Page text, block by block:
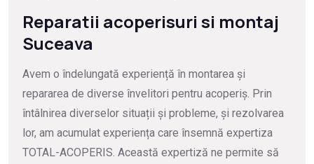
Reparatii acoperisuri si montaj
Suceava
Avem o îndelungată experiență în montarea și
repararea de diverse învelitori pentru acoperiș. Prin
întâlnirea diverselor situații și probleme, și rezolvarea
lor, am acumulat experiența care însemnă expertiza
TOTAL-ACOPERIS. Această expertiză ne permite să